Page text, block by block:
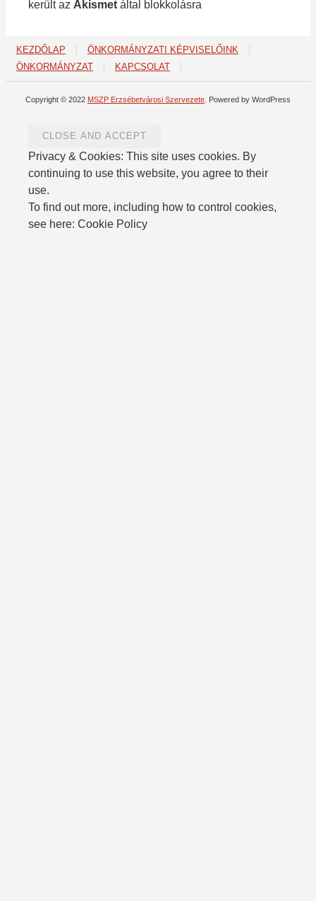
került az Akismet által blokkolásra
KEZDŐLAP
ÖNKORMÁNYZATI KÉPVISELŐINK
ÖNKORMÁNYZAT
KAPCSOLAT
Copyright © 2022 MSZP Erzsébetvárosi Szervezete . Powered by WordPress
Privacy & Cookies: This site uses cookies. By
continuing to use this website, you agree to their
use.
To find out more, including how to control cookies,
see here: Cookie Policy